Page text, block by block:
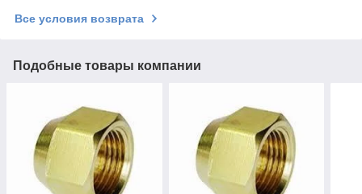
Все условия возврата
Подобные товары компании